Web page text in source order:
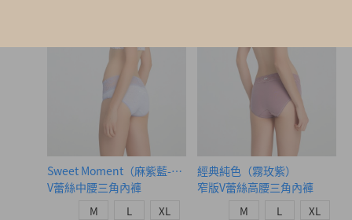
Sweet Moment（麻紫藍-莓好）
V蕾絲中腰三角內褲
M L XL
經典純色（霧玫紫）
窄版V蕾絲高腰三角內褲
M L XL